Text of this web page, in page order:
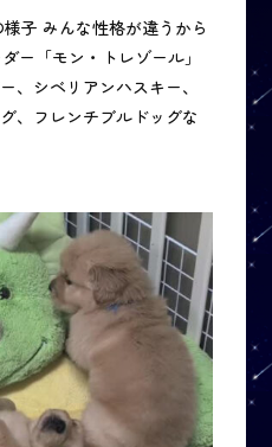
子 みんな性格が違うから
ー「モン・トレゾール」
、シベリアンハスキー、
、フレンチブルドッグな